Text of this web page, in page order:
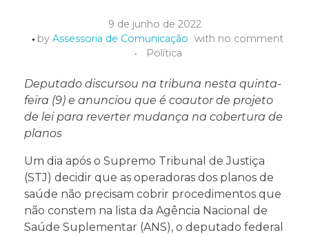
9 de junho de 2022
by Assessoria de Comunicação with no comment
Política
Deputado discursou na tribuna nesta quinta-
feira (9) e anunciou que é coautor de projeto
de lei para reverter mudança na cobertura de
planos
Um dia após o Supremo Tribunal de Justiça
(STJ) decidir que as operadoras dos planos de
saúde não precisam cobrir procedimentos que
não constem na lista da Agência Nacional de
Saúde Suplementar (ANS), o deputado federal